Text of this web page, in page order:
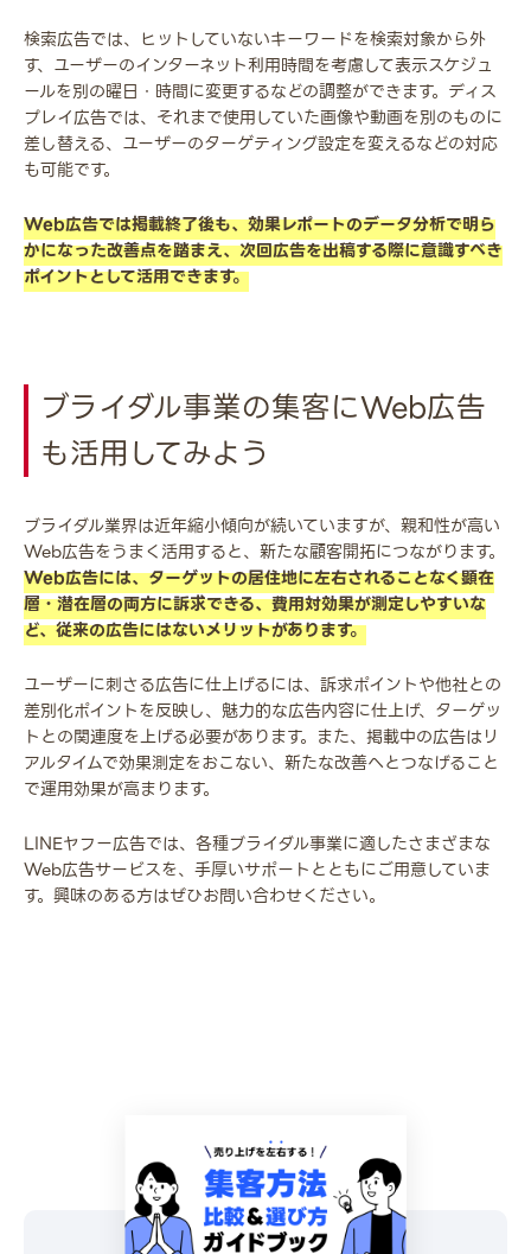
検索広告では、ヒットしていないキーワードを検索対象から外
す、ユーザーのインターネット利用時間を考慮して表示スケジュ
ールを別の曜日・時間に変更するなどの調整ができます。ディス
プレイ広告では、それまで使用していた画像や動画を別のものに
差し替える、ユーザーのターゲティング設定を変えるなどの対応
も可能です。
Web広告では掲載終了後も、効果レポートのデータ分析で明ら
かになった改善点を踏まえ、次回広告を出稿する際に意識すべき
ポイントとして活用できます。
ブライダル事業の集客にWeb広告
も活用してみよう
ブライダル業界は近年縮小傾向が続いていますが、親和性が高い
Web広告をうまく活用すると、新たな顧客開拓につながります。
Web広告には、ターゲットの居住地に左右されることなく顕在
層・潜在層の両方に訴求できる、費用対効果が測定しやすいな
ど、従来の広告にはないメリットがあります。
ユーザーに刺さる広告に仕上げるには、訴求ポイントや他社との
差別化ポイントを反映し、魅力的な広告内容に仕上げ、ターゲッ
トとの関連度を上げる必要があります。また、掲載中の広告はリ
アルタイムで効果測定をおこない、新たな改善へとつなげること
で運用効果が高まります。
LINEヤフー広告では、各種ブライダル事業に適したさまざまな
Web広告サービスを、手厚いサポートとともにご用意していま
す。興味のある方はぜひお問い合わせください。